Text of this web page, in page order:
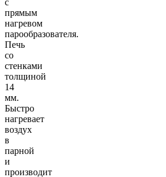
прямым
нагревом
парообразователя.
Печь
со
стенками
толщиной
14
мм.
Быстро
нагревает
воздух
в
парной
и
производит